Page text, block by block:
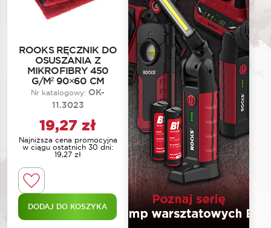
ROOKS RĘCZNIK DO
OSUSZANIA Z
MIKROFIBRY 450
G/M² 90×60 CM
Nr katalogowy: OK-
11.3023
19,27 zł
Najniższa cena promocyjna
w ciągu ostatnich 30 dni:
19,27 zł
DODAJ DO KOSZYKA